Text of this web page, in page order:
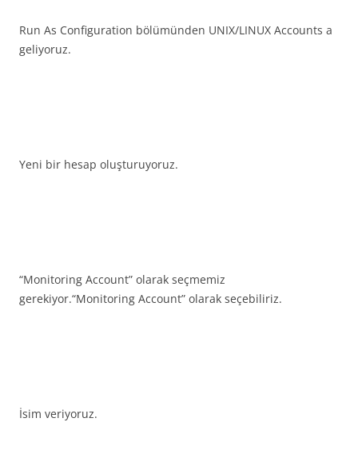
Run As Configuration bölümünden UNIX/LINUX Accounts a
geliyoruz.
Yeni bir hesap oluşturuyoruz.
“Monitoring Account” olarak seçmemiz
gerekiyor.“Monitoring Account” olarak seçebiliriz.
İsim veriyoruz.